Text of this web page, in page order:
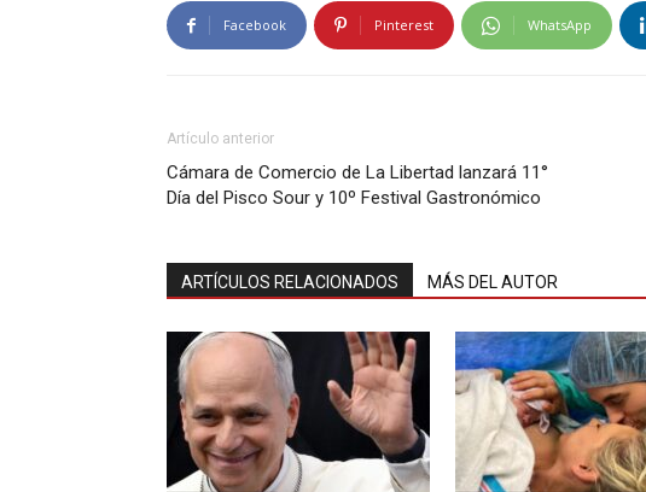
Facebook Pinterest WhatsApp
Artículo anterior
Cámara de Comercio de La Libertad lanzará 11°
Día del Pisco Sour y 10º Festival Gastronómico
ARTÍCULOS RELACIONADOS MÁS DEL AUTOR